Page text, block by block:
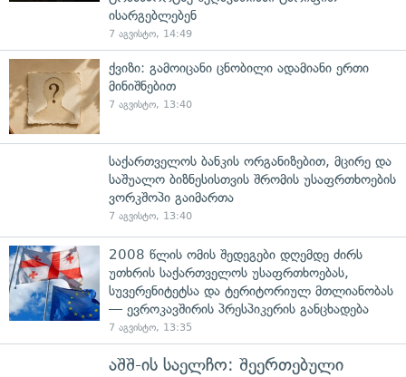
ისარგებლებენ
7 აგვისტო, 14:49
ქვიზი: გამოიცანი ცნობილი ადამიანი ერთი
მინიშნებით
7 აგვისტო, 13:40
საქართველოს ბანკის ორგანიზებით, მცირე და
საშუალო ბიზნესისთვის შრომის უსაფრთხოების
ვორკშოპი გაიმართა
7 აგვისტო, 13:40
2008 წლის ომის შედეგები დღემდე ძირს
უთხრის საქართველოს უსაფრთხოებას,
სუვერენიტეტსა და ტერიტორიულ მთლიანობას
— ევროკავშირის პრესპიკერის განცხადება
7 აგვისტო, 13:35
აშშ-ის საელჩო: შეერთებული